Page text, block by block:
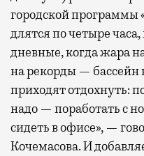
городской программы
длятся по четыре
дневные, когда жара
на рекорды —
приходят отдохнуть:
надо — поработать с
сидеть в офисе», —
Кочемасова. И